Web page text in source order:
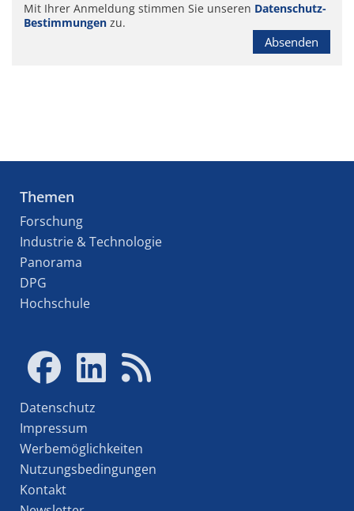
Mit Ihrer Anmeldung stimmen Sie unseren Datenschutz-
Bestimmungen zu.
Absenden
Themen
Forschung
Industrie & Technologie
Panorama
DPG
Hochschule
Datenschutz
Impressum
Werbemöglichkeiten
Nutzungsbedingungen
Kontakt